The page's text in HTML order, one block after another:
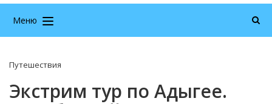
Меню
Путешествия
Экстрим тур по Адыгее.